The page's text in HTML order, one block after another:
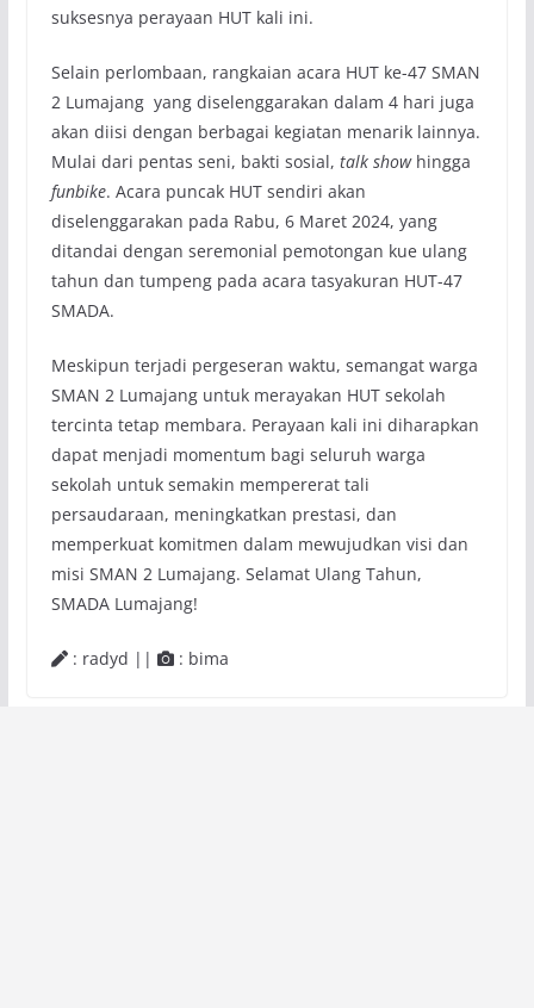
suksesnya perayaan HUT kali ini.
Selain perlombaan, rangkaian acara HUT ke-47 SMAN
2 Lumajang yang diselenggarakan dalam 4 hari juga
akan diisi dengan berbagai kegiatan menarik lainnya.
Mulai dari pentas seni, bakti sosial, talk showhingga
funbike. Acara puncak HUT sendiri akan
diselenggarakan pada Rabu, 6 Maret 2024, yang
ditandai dengan seremonial pemotongan kue ulang
tahun dan tumpeng pada acara tasyakuran HUT-47
SMADA.
Meskipun terjadi pergeseran waktu, semangat warga
SMAN 2 Lumajang untuk merayakan HUT sekolah
tercinta tetap membara. Perayaan kali ini diharapkan
dapat menjadi momentum bagi seluruh warga
sekolah untuk semakin mempererat tali
persaudaraan, meningkatkan prestasi, dan
memperkuat komitmen dalam mewujudkan visi dan
misi SMAN 2 Lumajang. Selamat Ulang Tahun,
SMADA Lumajang!
: radyd || : bima